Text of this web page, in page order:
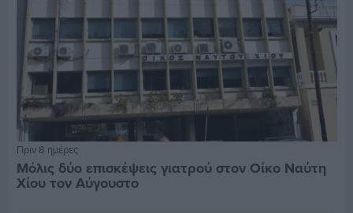
Πριν 8 ημέρες
Μόλις δύο επισκέψεις γιατρού στον Οίκο Ναύτη
Χίου τον Αύγουστο